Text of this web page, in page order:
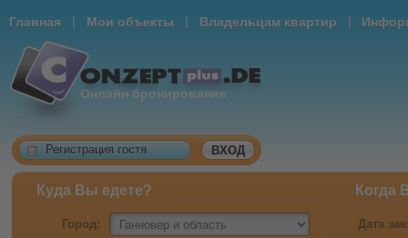
Главная | Мои объекты | Владельцам квартир |
Онлайн бронирование
Регистрация гостя ВХОД
Куда Вы едете?
Город:
Когда
Дата